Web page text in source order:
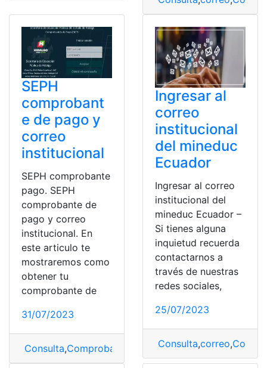
SEPH
comprobant
e de pago y
correo
institucional
SEPH comprobante
pago. SEPH
comprobante de
pago y correo
institucional. En
este articulo te
mostraremos como
obtener tu
comprobante de
31/07/2023
Consulta,Comprobante Comprobante de pago,correo
Ingresar al
correo
institucional
del mineduc
Ecuador
Ingresar al correo
institucional del
mineduc Ecuador –
Si tienes alguna
inquietud recuerda
contactarnos a
través de nuestras
redes sociales,
25/07/2023
Consulta,correo,